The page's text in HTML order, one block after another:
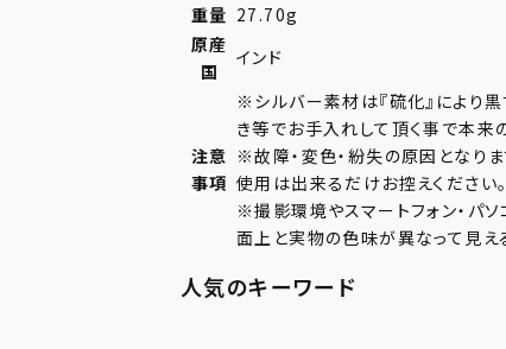
重量 27.70g
原産
国
インド
注意
事項
※シルバー素材は『硫化』により
き等でお手入れして頂く事で本来
※故障・変色・紛失の原因となり
使用は出来るだけお控えください。
※撮影環境やスマートフォン・パ
面上と実物の色味が異なって見え